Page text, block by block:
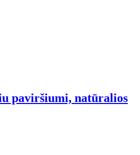
paviršiumi, natūralios